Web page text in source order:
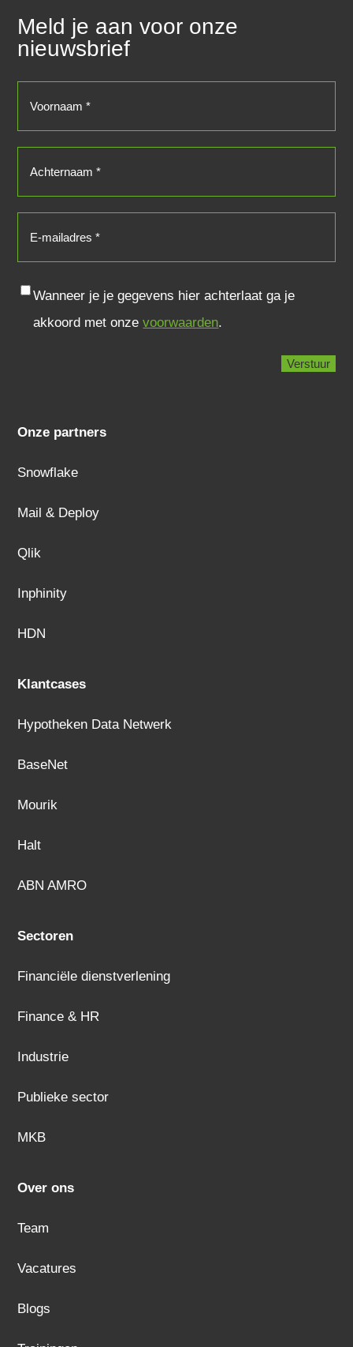
Meld je aan voor onze
nieuwsbrief
Consent
Wanneer je je gegevens hier achterlaat ga je
akkoord met onzevoorwaarden.
Onze partners
Snowflake
Mail & Deploy
Qlik
Inphinity
HDN
Klantcases
Hypotheken Data Netwerk
BaseNet
Mourik
Halt
ABN AMRO
Sectoren
Financiële dienstverlening
Finance & HR
Industrie
Publieke sector
MKB
Over ons
Team
Vacatures
Blogs